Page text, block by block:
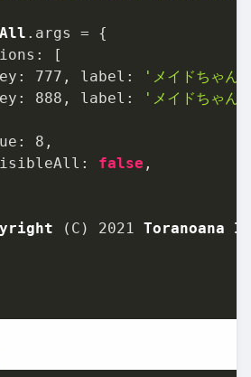
. args
: [
: 777 , label :
'メイドちゃん
: 888 , label :
'メイドちゃん
: 8
: false ,
(C) 2021 Toranoana